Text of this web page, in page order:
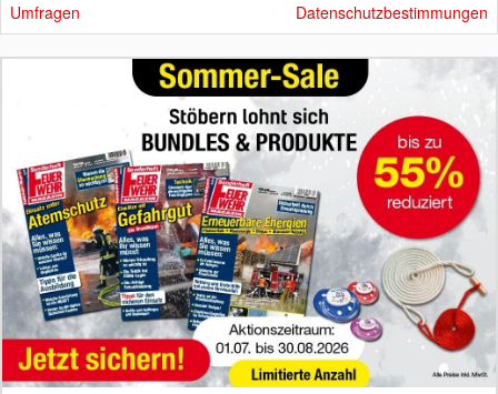
Umfragen Datenschutzbestimmungen